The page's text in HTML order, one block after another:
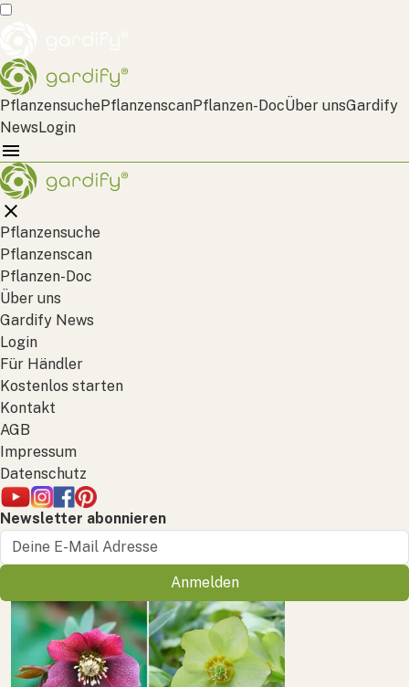
PflanzensuchePflanzenscanPflanzen-DocÜber unsGardify
NewsLogin
Pflanzensuche
Pflanzenscan
Pflanzen-Doc
Über uns
Gardify News
Login
Für Händler
Kostenlos starten
Kontakt
AGB
Impressum
Datenschutz
Newsletter abonnieren
Anmelden